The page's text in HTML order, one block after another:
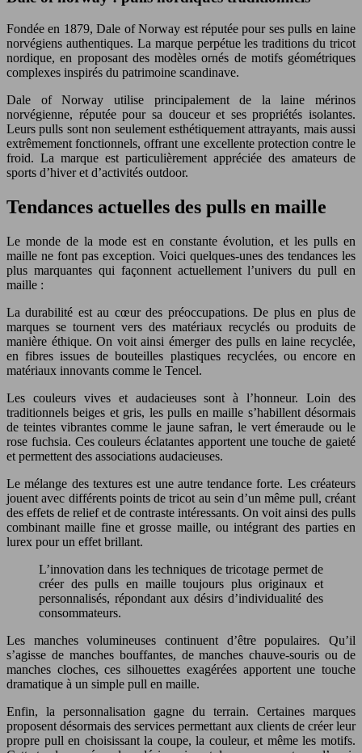
Fondée en 1879, Dale of Norway est réputée pour ses pulls en laine
norvégiens authentiques. La marque perpétue les traditions du tricot
nordique, en proposant des modèles ornés de motifs géométriques
complexes inspirés du patrimoine scandinave.
Dale of Norway utilise principalement de la laine mérinos
norvégienne, réputée pour sa douceur et ses propriétés isolantes.
Leurs pulls sont non seulement esthétiquement attrayants, mais aussi
extrêmement fonctionnels, offrant une excellente protection contre le
froid. La marque est particulièrement appréciée des amateurs de
sports d’hiver et d’activités outdoor.
Tendances actuelles des pulls en maille
Le monde de la mode est en constante évolution, et les pulls en
maille ne font pas exception. Voici quelques-unes des tendances les
plus marquantes qui façonnent actuellement l’univers du pull en
maille :
La durabilité est au cœur des préoccupations. De plus en plus de
marques se tournent vers des matériaux recyclés ou produits de
manière éthique. On voit ainsi émerger des pulls en laine recyclée,
en fibres issues de bouteilles plastiques recyclées, ou encore en
matériaux innovants comme le Tencel.
Les couleurs vives et audacieuses sont à l’honneur. Loin des
traditionnels beiges et gris, les pulls en maille s’habillent désormais
de teintes vibrantes comme le jaune safran, le vert émeraude ou le
rose fuchsia. Ces couleurs éclatantes apportent une touche de gaieté
et permettent des associations audacieuses.
Le mélange des textures est une autre tendance forte. Les créateurs
jouent avec différents points de tricot au sein d’un même pull, créant
des effets de relief et de contraste intéressants. On voit ainsi des pulls
combinant maille fine et grosse maille, ou intégrant des parties en
lurex pour un effet brillant.
L’innovation dans les techniques de tricotage permet de
créer des pulls en maille toujours plus originaux et
personnalisés, répondant aux désirs d’individualité des
consommateurs.
Les manches volumineuses continuent d’être populaires. Qu’il
s’agisse de manches bouffantes, de manches chauve-souris ou de
manches cloches, ces silhouettes exagérées apportent une touche
dramatique à un simple pull en maille.
Enfin, la personnalisation gagne du terrain. Certaines marques
proposent désormais des services permettant aux clients de créer leur
propre pull en choisissant la coupe, la couleur, et même les motifs.